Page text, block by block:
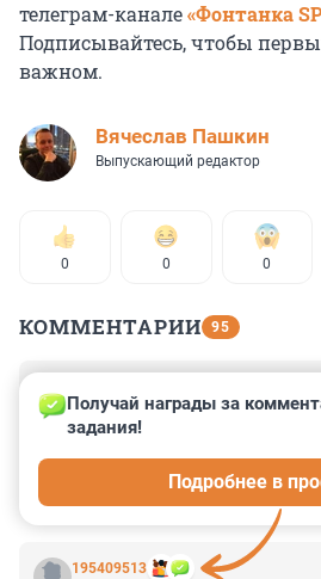
телеграм-канале«Фонтанка
Подписывайтесь, чтобы
важном.
Вячеслав Пашкин
Выпускающий редактор
0 0 0
КОММЕНТАРИИ 95
24 сентября 2023, 08:19
Прилетело, взорвалось - так
ожидали?
21-го вернулись из Крыма. Месяц
отдыхали на южном берегу
европейской мерзоте! Не
забились от страха!!!
195409513
Получай награды за
задания!
Подробнее в